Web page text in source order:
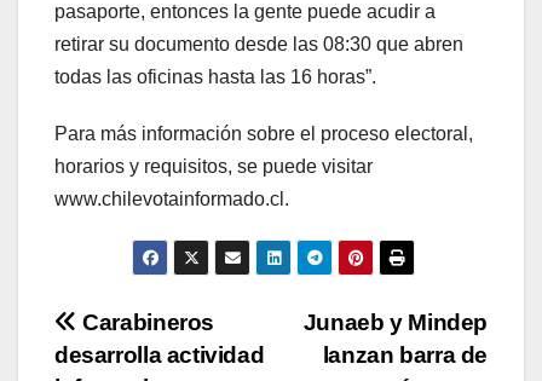
pasaporte, entonces la gente puede acudir a
retirar su documento desde las 08:30 que abren
todas las oficinas hasta las 16 horas”.
Para más información sobre el proceso electoral,
horarios y requisitos, se puede visitar
www.chilevotainformado.cl.
Navegación
Junaeb y Mindep
lanzan barra de
Carabineros
desarrolla actividad